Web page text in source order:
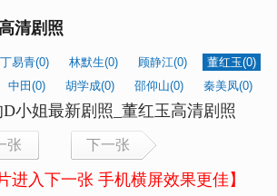
清剧照
丁易青(0) 林默生(0) 顾静江(0)
董红玉(0)
中田(0) 胡学成(0) 邵仰山(0) 秦美凤(0)
小姐最新剧照_董红玉高清剧照
张 下一张
进入下一张 手机横屏效果更佳】